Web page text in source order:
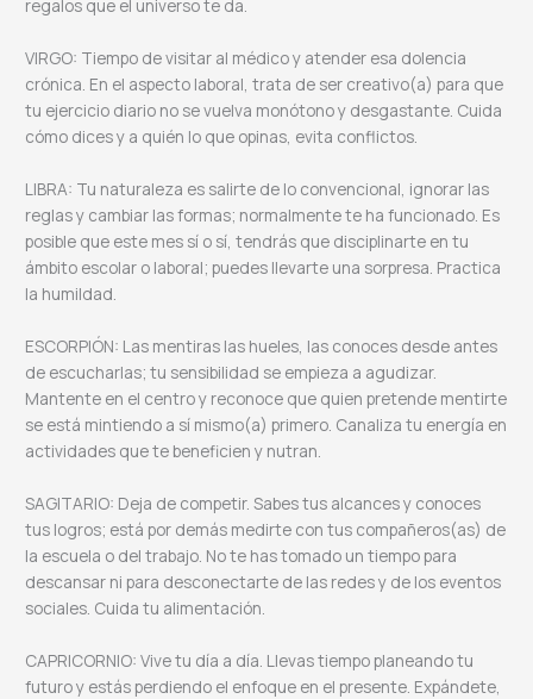
regalos que el universo te da.
VIRGO: Tiempo de visitar al médico y atender esa dolencia
crónica. En el aspecto laboral, trata de ser creativo(a) para que
tu ejercicio diario no se vuelva monótono y desgastante. Cuida
cómo dices y a quién lo que opinas, evita conflictos.
LIBRA: Tu naturaleza es salirte de lo convencional, ignorar las
reglas y cambiar las formas; normalmente te ha funcionado. Es
posible que este mes sí o sí, tendrás que disciplinarte en tu
ámbito escolar o laboral; puedes llevarte una sorpresa. Practica
la humildad.
ESCORPIÓN: Las mentiras las hueles, las conoces desde antes
de escucharlas; tu sensibilidad se empieza a agudizar.
Mantente en el centro y reconoce que quien pretende mentirte
se está mintiendo a sí mismo(a) primero. Canaliza tu energía en
actividades que te beneficien y nutran.
SAGITARIO: Deja de competir. Sabes tus alcances y conoces
tus logros; está por demás medirte con tus compañeros(as) de
la escuela o del trabajo. No te has tomado un tiempo para
descansar ni para desconectarte de las redes y de los eventos
sociales. Cuida tu alimentación.
CAPRICORNIO: Vive tu día a día. Llevas tiempo planeando tu
futuro y estás perdiendo el enfoque en el presente. Expándete,